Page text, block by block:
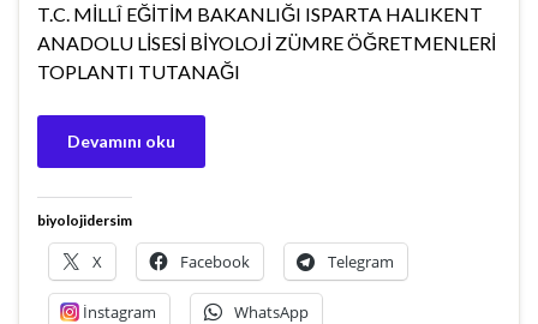
T.C. MİLLÎ EĞİTİM BAKANLIĞI ISPARTA HALIKENT
ANADOLU LİSESİ BİYOLOJİ ZÜMRE ÖĞRETMENLERİ
TOPLANTI TUTANAĞI
Devamını oku
biyolojidersim
X Facebook Telegram
İnstagram WhatsApp